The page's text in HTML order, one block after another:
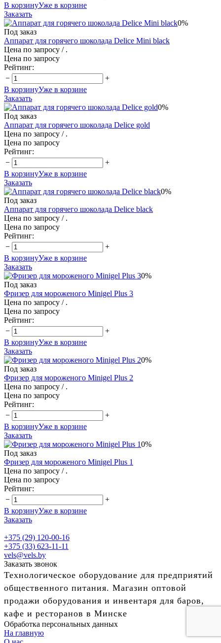
В корзинуУже в корзине
Заказать
0%
Под заказ
Аппарат для горячего шоколада Delice Mini black
Цена по запросу / .
Цена по запросу
Рейтинг:
−
+
В корзинуУже в корзине
Заказать
0%
Под заказ
Аппарат для горячего шоколада Delice gold
Цена по запросу / .
Цена по запросу
Рейтинг:
−
+
В корзинуУже в корзине
Заказать
0%
Под заказ
Аппарат для горячего шоколада Delice black
Цена по запросу / .
Цена по запросу
Рейтинг:
−
+
В корзинуУже в корзине
Заказать
0%
Под заказ
Фризер для мороженого Minigel Plus 3
Цена по запросу / .
Цена по запросу
Рейтинг:
−
+
В корзинуУже в корзине
Заказать
0%
Под заказ
Фризер для мороженого Minigel Plus 2
Цена по запросу / .
Цена по запросу
Рейтинг:
−
+
В корзинуУже в корзине
Заказать
0%
Под заказ
Фризер для мороженого Minigel Plus 1
Цена по запросу / .
Цена по запросу
Рейтинг:
−
+
В корзинуУже в корзине
Заказать
+375 (29) 120-00-16
+375 (33) 623-11-11
vels@vels.by
Заказать звонок
Технологическое оборудование для предприятий
общественного питания. Магазин оптовой
продажи оборудования и инвентаря для баров,
кафе и ресторанов в Минске
Обработка персональных данных
На главную